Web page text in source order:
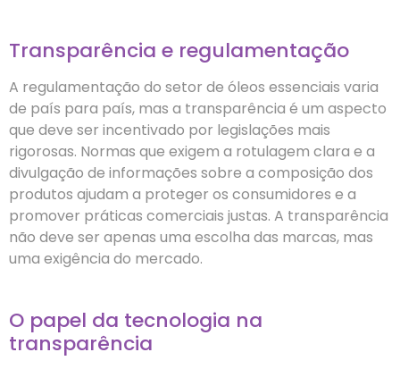
Transparência e regulamentação
A regulamentação do setor de óleos essenciais varia
de país para país, mas a transparência é um aspecto
que deve ser incentivado por legislações mais
rigorosas. Normas que exigem a rotulagem clara e a
divulgação de informações sobre a composição dos
produtos ajudam a proteger os consumidores e a
promover práticas comerciais justas. A transparência
não deve ser apenas uma escolha das marcas, mas
uma exigência do mercado.
O papel da tecnologia na
transparência